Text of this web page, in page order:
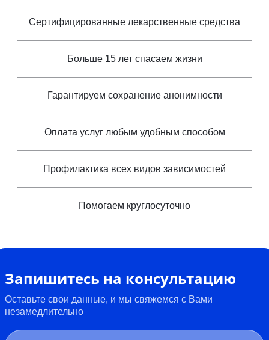
Сертифицированные лекарственные средства
Больше 15 лет спасаем жизни
Гарантируем сохранение анонимности
Оплата услуг любым удобным способом
Профилактика всех видов зависимостей
Помогаем круглосуточно
Запишитесь на консультацию
Оставьте свои данные, и мы свяжемся с Вами
незамедлительно